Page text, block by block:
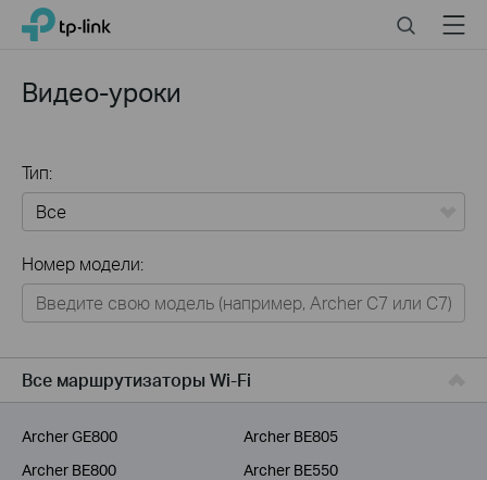
Click
navigation
TP-Link, Reliably Smart SearchMenu
Видео-уроки
Тип:
Для дома
Умный дом
Для операторов связи
Номер модели:
Все маршрутизаторы Wi-Fi
Archer GE800
Archer BE805
Archer BE800
Archer BE550